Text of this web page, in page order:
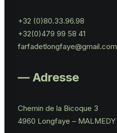
+32 (0)80.33.96.98
+32(0)479 99 58 41
farfadetlongfaye@gmail.com
— Adresse
Chemin de la Bicoque 3
4960 Longfaye – MALMEDY